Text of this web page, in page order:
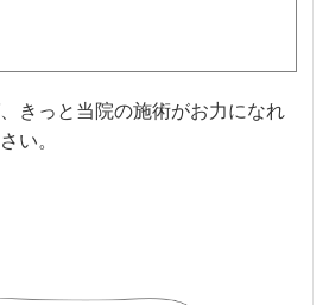
きっと当院の施術がお力になれ
い。